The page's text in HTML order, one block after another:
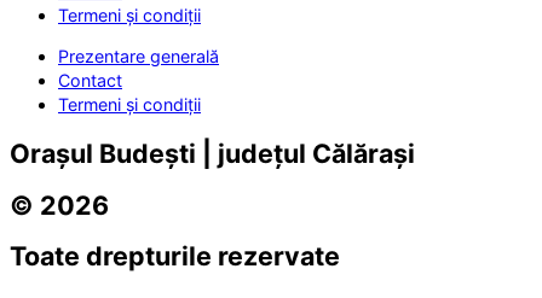
Termeni și condiții
Prezentare generală
Contact
Termeni și condiții
Orașul Budești | județul Călărași
© 2026
Toate drepturile rezervate